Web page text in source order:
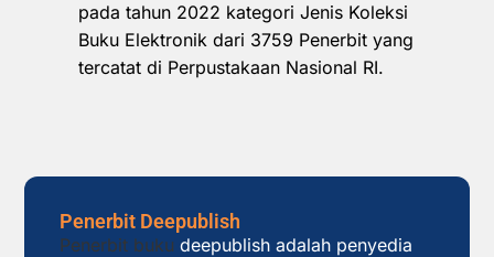
pada tahun 2022 kategori Jenis Koleksi
Buku Elektronik dari 3759 Penerbit yang
tercatat di Perpustakaan Nasional RI.
Penerbit Deepublish
Penerbit buku deepublish adalah penyedia